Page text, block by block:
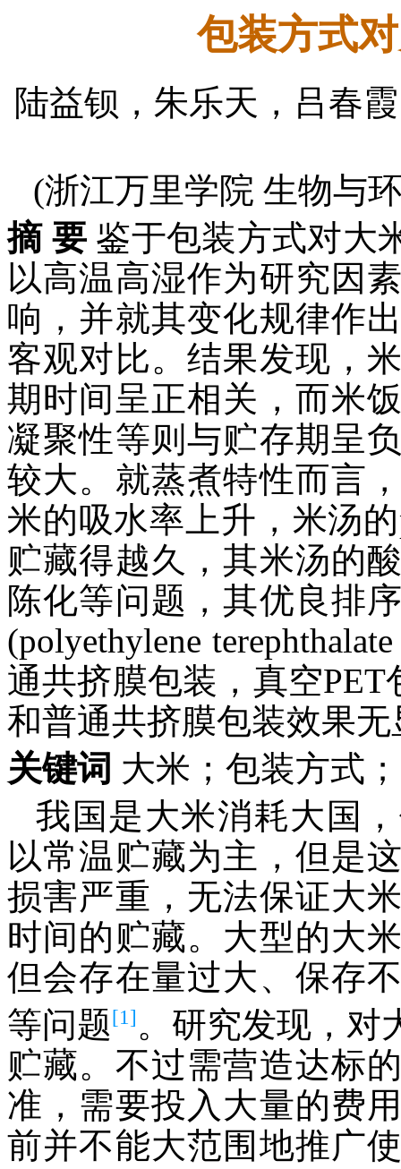
包装方式
陆益钡，朱乐天，吕春
(浙江万里学院 生物与
摘 要 鉴于包装方式对大
以高温高湿作为研究因
响，并就其变化规律作
客观对比。结果发现，
期时间呈正相关，而米
凝聚性等则与贮存期呈
较大。就蒸煮特性而言
米的吸水率上升，米汤
贮藏得越久，其米汤的
陈化等问题，其优良排
(polyethylene
通共挤膜包装，真空
和普通共挤膜包装效果
关键词 大米；包装方式
我国是大米消耗大国
以常温贮藏为主，但是
损害严重，无法保证大
时间的贮藏。大型的大
但会存在量过大、保存
等问题[1] 。研究发现，对
贮藏。不过需营造达标
准，需要投入大量的费
前并不能大范围地推广